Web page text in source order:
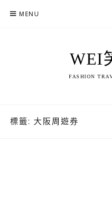
MENU
WEI
FASHION
標籤: 大阪周遊券